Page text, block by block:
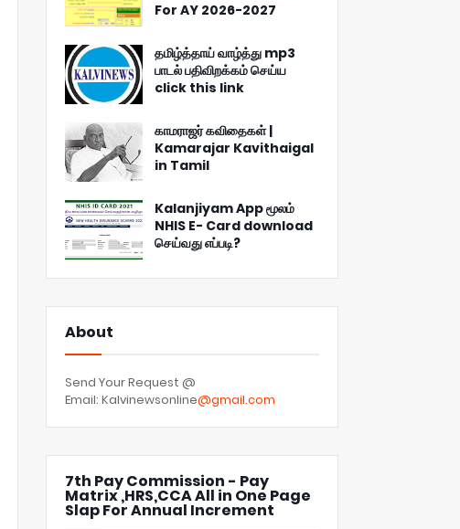
For AY 2026-2027
தமிழ்த்தாய் வாழ்த்து mp3
பாடல் பதிவிறக்கம் செய்ய
click this link
காமராஜர் கவிதைகள் |
Kamarajar Kavithaigal
in Tamil
Kalanjiyam App மூலம்
NHIS E- Card download
செய்வது எப்படி?
About
Send Your Request @
Email: Kalvinewsonline@gmail.com
7th Pay Commission - Pay
Matrix ,HRS,CCA All in One Page
Slap For Annual Increment